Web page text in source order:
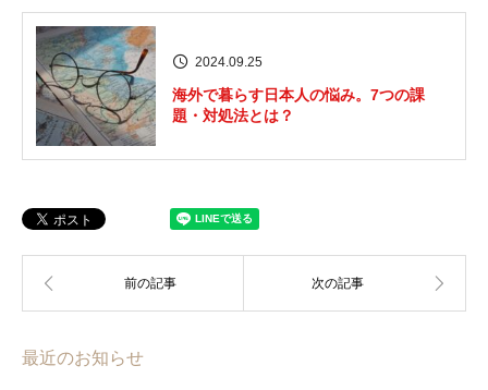
2024.09.25
海外で暮らす日本人の悩み。7つの課
題・対処法とは？
最近のお知らせ